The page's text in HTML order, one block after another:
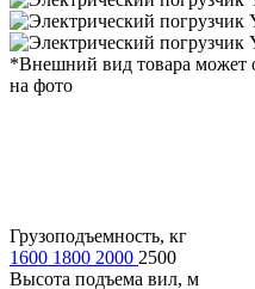
*Внешний вид товара может
на фото
Грузоподъемность, кг
1600 1800 2000 2500
Высота подъема вил, м